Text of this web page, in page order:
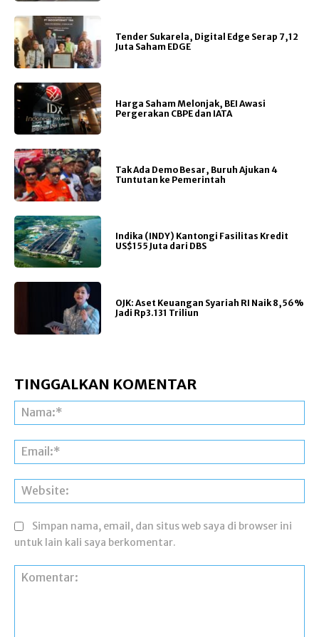
Tender Sukarela, Digital Edge Serap 7,12
Juta Saham EDGE
Harga Saham Melonjak, BEI Awasi
Pergerakan CBPE dan IATA
Tak Ada Demo Besar, Buruh Ajukan 4
Tuntutan ke Pemerintah
Indika (INDY) Kantongi Fasilitas Kredit
US$155 Juta dari DBS
OJK: Aset Keuangan Syariah RI Naik 8,56%
Jadi Rp3.131 Triliun
TINGGALKAN KOMENTAR
Simpan nama, email, dan situs web saya di browser ini
untuk lain kali saya berkomentar.